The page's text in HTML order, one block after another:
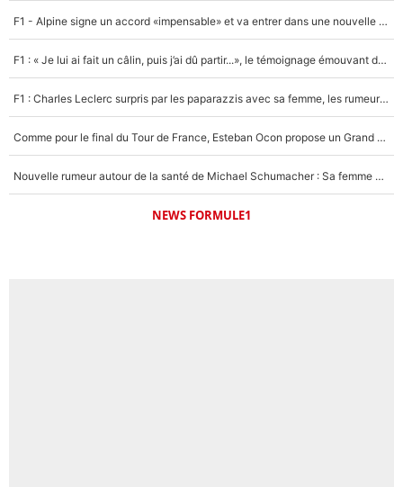
F1 - Alpine signe un accord «impensable» et va entrer dans une nouvelle dimension : Grande nouvelle pour Pierre Gasly !
F1 : « Je lui ai fait un câlin, puis j’ai dû partir...», le témoignage émouvant de Max Verstappen sur sa fille
F1 : Charles Leclerc surpris par les paparazzis avec sa femme, les rumeurs étaient vraies !
Comme pour le final du Tour de France, Esteban Ocon propose un Grand Prix de Formule 1 à Paris : «Autour de l’Arc de Triomphe, ce serait génial» !
Nouvelle rumeur autour de la santé de Michael Schumacher : Sa femme Corinna sort du silence
NEWS FORMULE1